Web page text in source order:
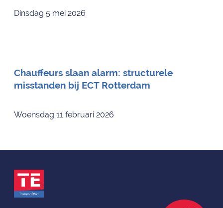
Dinsdag 5 mei 2026
Chauffeurs slaan alarm: structurele
misstanden bij ECT Rotterdam
Woensdag 11 februari 2026